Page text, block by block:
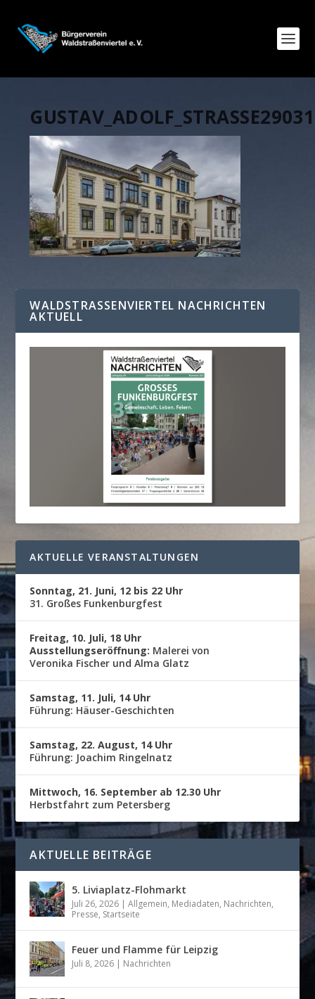
WALDSTRASSENVIERTEL NACHRICHTEN A
KTUELL
AKTUELLE VERANSTALTUNGEN
Sonntag, 21. Juni, 12 bis 22 Uhr
31. Großes Funkenburgfest
Freitag, 10. Juli, 18 Uhr
Ausstellungseröffnung: Malerei von
Veronika Fischer und Alma Glatz
Samstag, 11. Juli, 14 Uhr
Führung: Häuser-Geschichten
Samstag, 22. August, 14 Uhr
Führung: Joachim Ringelnatz
Mittwoch, 16. September ab 12.30 Uhr
Herbstfahrt zum Petersberg
AKTUELLE BEITRÄGE
5. Liviaplatz-Flohmarkt
Juli 26, 2026 |Allgemein, Mediadaten, Nachrichten,
Presse, Startseite
Feuer und Flamme für Leipzig
Juli 8, 2026 | Nachrichten